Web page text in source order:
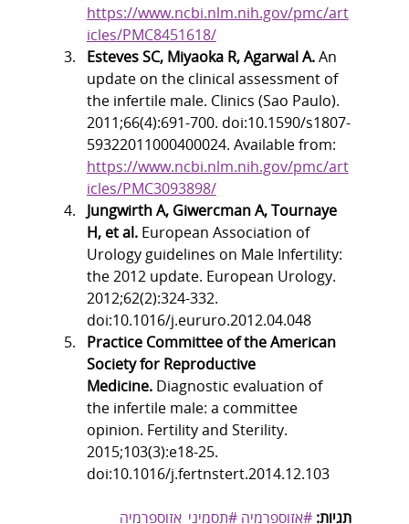
https://www.ncbi.nlm.nih.gov/pmc/art
icles/PMC8451618/
Esteves SC, Miyaoka R, Agarwal A. An
update on the clinical assessment of
the infertile male. Clinics (Sao Paulo).
2011;66(4):691-700. doi:10.1590/s1807-
59322011000400024. Available from:
https://www.ncbi.nlm.nih.gov/pmc/art
icles/PMC3093898/
Jungwirth A, Giwercman A, Tournaye
H, et al. European Association of
Urology guidelines on Male Infertility:
the 2012 update. European Urology.
2012;62(2):324-332.
doi:10.1016/j.eururo.2012.04.048
Practice Committee of the American
Society for Reproductive
Medicine. Diagnostic evaluation of
the infertile male: a committee
opinion. Fertility and Sterility.
2015;103(3):e18-25.
doi:10.1016/j.fertnstert.2014.12.103
תגיות: #אזוספרמיה #תסמיני_אזוספרמיה